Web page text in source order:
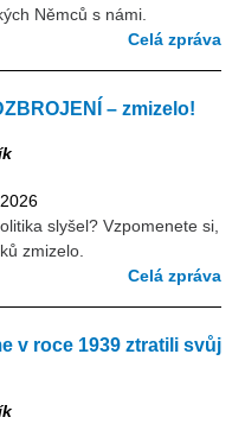
Němců s námi.
Celá zpráva
– zmizelo!
slyšel? Vzpomenete si,
zmizelo.
Celá zpráva
v roce 1939 ztratili svůj